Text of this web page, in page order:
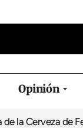
Opinión
Ferrol por